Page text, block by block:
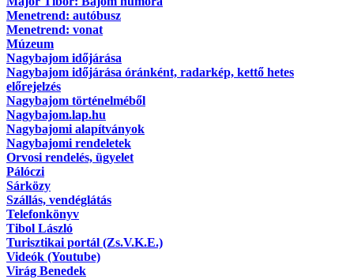
Menetrend: autóbusz
Menetrend: vonat
Múzeum
Nagybajom időjárása
Nagybajom időjárása óránként, radarkép, kettő hetes
előrejelzés
Nagybajom történelméből
Nagybajom.lap.hu
Nagybajomi alapítványok
Nagybajomi rendeletek
Orvosi rendelés, ügyelet
Pálóczi
Sárközy
Szállás, vendéglátás
Telefonkönyv
Tibol László
Turisztikai portál (Zs.V.K.E.)
Videók (Youtube)
Virág Benedek